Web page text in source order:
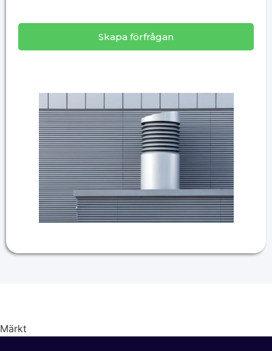
Skapa förfrågan
Märkt